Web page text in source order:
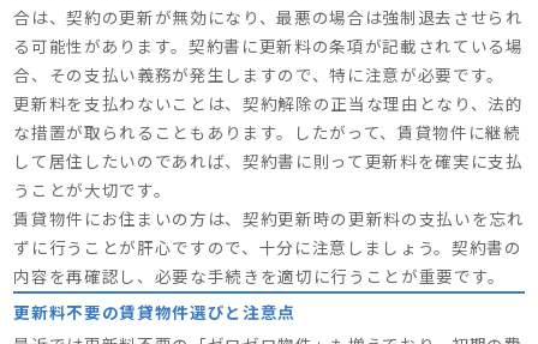
合は、契約の更新が無効になり、最悪の場合は強制退去させられ
る可能性があります。契約書に更新料の条項が記載されている場
合、その支払い義務が発生しますので、特に注意が必要です。
更新料を支払わないことは、契約解除の正当な理由となり、法的
な措置が取られることもあります。したがって、賃貸物件に継続
して居住したいのであれば、契約書に則って更新料を確実に支払
うことが大切です。
賃貸物件にお住まいの方は、契約更新時の更新料の支払いを忘れ
ずに行うことが肝心ですので、十分に注意しましょう。契約書の
内容を再確認し、必要な手続きを適切に行うことが重要です。
更新料不要の賃貸物件選びと注意点